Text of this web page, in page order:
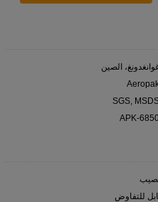
الصين
SGS,
APK-
للتفاوض